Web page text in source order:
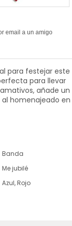
para festejar este
para llevar
añade un
homenajeado en
Banda
Me jubilé
Azul, Rojo